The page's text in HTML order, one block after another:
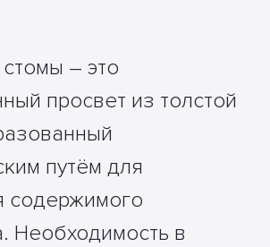
– это
просвет из толстой
путём для
содержимого
Необходимость в